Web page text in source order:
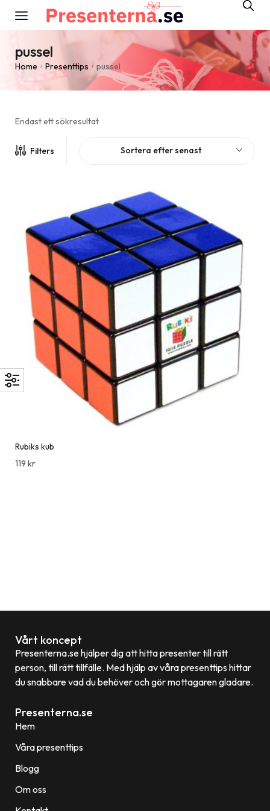
pussel
Home / Presenttips / pussel
Endast ett sökresultat
Filters Sortera efter senast
Rubiks kub
119 kr
Vårt koncept
Presenterna.se hjälper dig att hitta presenter till rätt
person, till rätt tillfälle. Med hjälp av våra presenttips hittar
du snabbare vad du behöver och gör mottagaren gladare.
Presenterna.se
Hem
Våra presenttips
Blogg
Om oss